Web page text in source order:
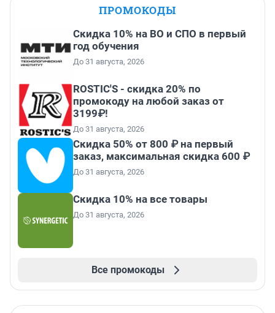
ПРОМОКОДЫ
Скидка 10% на ВО и СПО в первый
год обучения
До 31 августа, 2026
ROSTIC'S - скидка 20% по
промокоду на любой заказ от
3199₽!
До 31 августа, 2026
Скидка 50% от 800 ₽ на первый
заказ, максимальная скидка 600 ₽
До 31 августа, 2026
Скидка 10% на все товары
До 31 августа, 2026
Все промокоды